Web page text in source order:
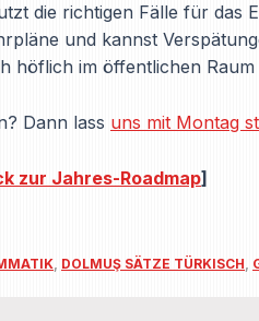
die richtigen Fälle für das
und kannst
höflich im öffentlichen
Dann lass uns mit Montag
zur Jahres-Roadmap]
, DOLMUŞ SÄTZE TÜRKISCH,